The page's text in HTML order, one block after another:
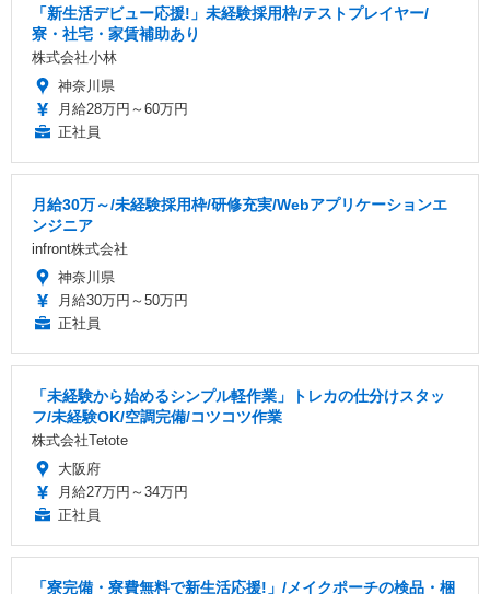
「新生活デビュー応援!」未経験採用枠/テストプレイヤー/
寮・社宅・家賃補助あり
株式会社小林
神奈川県
月給28万円～60万円
正社員
月給30万～/未経験採用枠/研修充実/Webアプリケーションエ
ンジニア
infront株式会社
神奈川県
月給30万円～50万円
正社員
「未経験から始めるシンプル軽作業」トレカの仕分けスタッ
フ/未経験OK/空調完備/コツコツ作業
株式会社Tetote
大阪府
月給27万円～34万円
正社員
「寮完備・寮費無料で新生活応援!」/メイクポーチの検品・梱